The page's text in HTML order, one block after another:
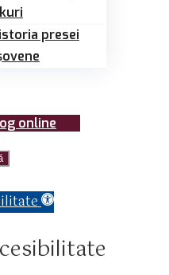
presei
online